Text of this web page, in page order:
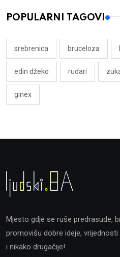
POPULARNI TAGOVI
srebrenica bruceloza
edin džeko rudari
ginex
Mjesto gdje se ruše predrasude,
promovišu dobre ideje,
i nikako drugačije!